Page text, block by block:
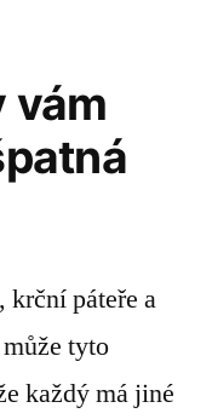
vám
páteře a
tyto
každý má jiné